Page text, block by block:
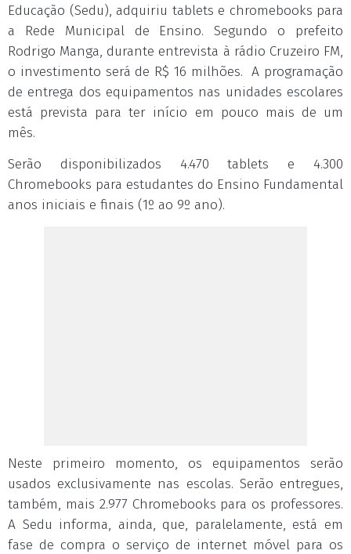
Educação (Sedu), adquiriu tablets e chromebooks para
a Rede Municipal de Ensino. Segundo o prefeito
Rodrigo Manga, durante entrevista à rádio Cruzeiro FM,
o investimento será de R$ 16 milhões. A programação
de entrega dos equipamentos nas unidades escolares
está prevista para ter início em pouco mais de um
mês.
Serão disponibilizados 4.470 tablets e 4.300
Chromebooks para estudantes do Ensino Fundamental
anos iniciais e finais (1º ao 9º ano).
Neste primeiro momento, os equipamentos serão
usados exclusivamente nas escolas. Serão entregues,
também, mais 2.977 Chromebooks para os professores.
A Sedu informa, ainda, que, paralelamente, está em
fase de compra o serviço de internet móvel para os